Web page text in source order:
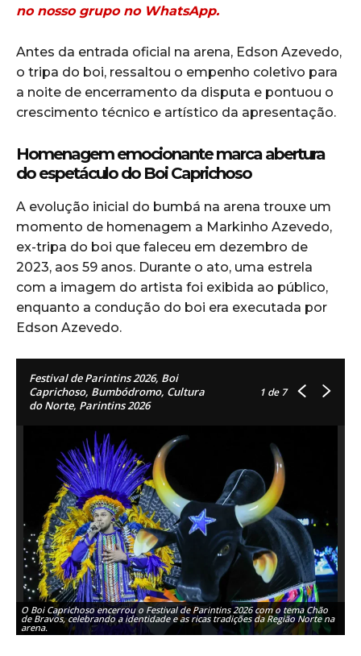
no nosso grupo no WhatsApp.
Antes da entrada oficial na arena, Edson Azevedo,
o tripa do boi, ressaltou o empenho coletivo para
a noite de encerramento da disputa e pontuou o
crescimento técnico e artístico da apresentação.
Homenagem emocionante marca abertura
do espetáculo do Boi Caprichoso
A evolução inicial do bumbá na arena trouxe um
momento de homenagem a Markinho Azevedo,
ex-tripa do boi que faleceu em dezembro de
2023, aos 59 anos. Durante o ato, uma estrela
com a imagem do artista foi exibida ao público,
enquanto a condução do boi era executada por
Edson Azevedo.
Festival de Parintins 2026, Boi
Caprichoso, Bumbódromo, Cultura
do Norte, Parintins 2026
1 de 7
O Boi Caprichoso encerrou o Festival de Parintins 2026 com o tema Chão
de Bravos, celebrando a identidade e as ricas tradições da Região Norte na
arena.